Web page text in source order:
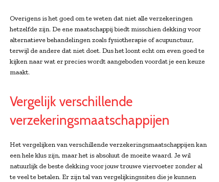
Overigens is het goed om te weten dat niet alle verzekeringen
hetzelfde zijn. De ene maatschappij biedt misschien dekking voor
alternatieve behandelingen zoals fysiotherapie of acupunctuur,
terwijl de andere dat niet doet. Dus het loont echt om even goed te
kijken naar wat er precies wordt aangeboden voordat je een keuze
maakt.
Vergelijk verschillende
verzekeringsmaatschappijen
Het vergelijken van verschillende verzekeringsmaatschappijen kan
een hele klus zijn, maar het is absoluut de moeite waard. Je wil
natuurlijk de beste dekking voor jouw trouwe viervoeter zonder al
te veel te betalen. Er zijn tal van vergelijkingssites die je kunnen